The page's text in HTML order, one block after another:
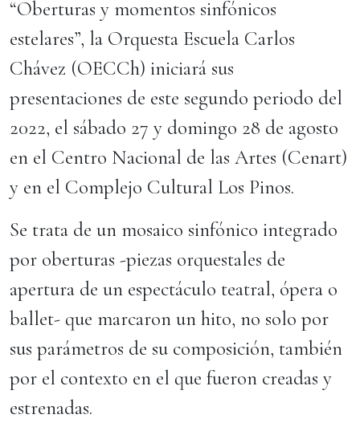
“Oberturas y momentos sinfónicos
estelares”, la Orquesta Escuela Carlos
Chávez (OECCh) iniciará sus
presentaciones de este segundo periodo del
2022, el sábado 27 y domingo 28 de agosto
en el Centro Nacional de las Artes (Cenart)
y en el Complejo Cultural Los Pinos.
Se trata de un mosaico sinfónico integrado
por oberturas -piezas orquestales de
apertura de un espectáculo teatral, ópera o
ballet- que marcaron un hito, no solo por
sus parámetros de su composición, también
por el contexto en el que fueron creadas y
estrenadas.